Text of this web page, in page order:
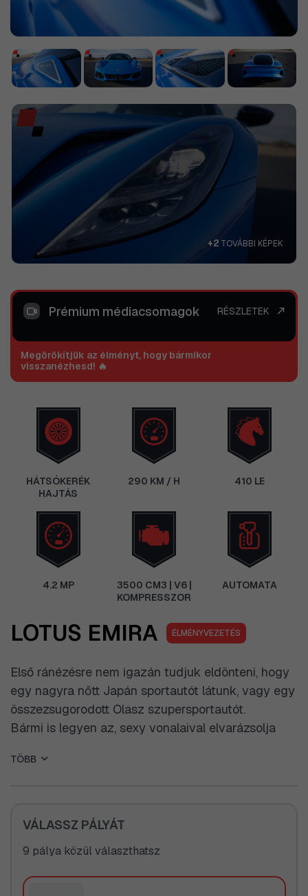
+2 TOVÁBBI KÉPEK
Prémium médiacsomagok RÉSZLETEK
Megörökítjük az élményt, hogy bármikor
visszanézhesd! 🔥
HÁTSÓKERÉK
HAJTÁS
290 KM / H 410 LE
4.2 MP
3500 CM3 | V6 |
KOMPRESSZOR
AUTOMATA
LOTUS EMIRA ÉLMÉNYVEZETÉS
Első ránézésre nem igazán tudjuk eldönteni, hogy
egy nagyra nőtt Japán sportautót látunk, vagy egy
összezsugorodott Olasz szupersportautót.
Bármi is legyen az, sexy vonalaival elvarázsolja
muzsikájával pedig simogatja lelkünket.
alatt katapultál minket 100 Km/h -ra. A
versenypályán, de nem kevesebb élményt nyújt
egy-egy kanyarba betérni paripánkkal, hiszen
TÖBB
VÁLASSZ PÁLYÁT
9 pálya közül választhatsz